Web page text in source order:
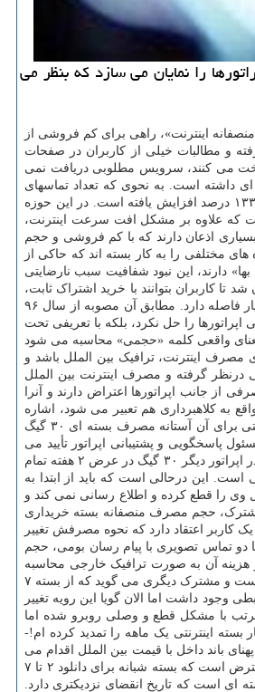
را نمایان می سازد كه بنظر می
اینترنت»، راهی برای کم فروشی از
و مطالبات خیلی از کاربران در صفحات
می کنند، سرویس مطلوبی دریافت نمی
داشته است. به نحوی که تعداد تماسهای
که علاوه بر مشکل افت سرعت اینترنت،
اذعان دارند که با کم فروشی و حجم
مختلفی را به کار بسته اند که حاکی از
دارند، این نبود شفافیت سبب نارضایتی
از حقوق مصرف کنندگان عنوان شد تا کاربران بتوانند با خرید اشتراک ثابت،
حجمی اینترنت» بسیار فاصله دارد. مطابق آن مصوبه از سال ۹۶
را حل نکرد، بلکه با تعریفی تحت
معنای واقعی کلمه «حجمی» محاسبه می شود
اینترنت، ترافیک بین الملل باشد و
درنظر گرفته و مصرف اینترنت بین الملل
از جانب اپراتورها اعتراض دارند و آنرا
به کلاهبرداری هم تعبیر می شود، اشاره
می کنیم: - کاربران بسیاری معترض به «تعریف ترافیک نامحدود در بسته های اینترنت» هستند و برایشان این سوال مطرح است که برای مثال اینترنت نامحدود چه مفهومی دارد وقتی برای آن آستانه مصرف بسته ای ۳۰ گیگ
پاسخگویی و پشتیبانی اپراتور تأیید می
، در یکی از اپراتورها ۱۰ گیگ اینترنت یک ماهه تمام می شود و در همان شرایط در اپراتور دیگر ۳۰ گیگ در عرض ۲ هفته تمام
بر تعریف ترافیک داخلی و خارجی است. این درحالی است که باید از ابتدا به
منصفانه، اتصال وی را قطع کرده و اطلاع رسانی نمی کند و
مشترک، حجم مصرف منصفانه بسته خریداری
به اتمام رسید.- یک کاربر اعتقاد دارد که نحوه مصرفش تغییر
شده است.- یکی از کاربران می گوید: بسته اینترنت گرفتم با حجم ۲.۵ گیگ بین الملل و ۵ گیگ داخلی؛ اما با دو تماس تصویری با پیام رسان بومی، حجم
و هزینه آن به صورت ترافیک خارجی محاسبه
می شود و به نظر می آید هاست پیام رسان های داخلی، در خارج از کشور میزبانی می شود.- کاربری معترض است که اینترنت خانگی با حجم ۳۰۰ گیگ در عرض ۱۸ روز تمام شده است و مشترک دیگری می گوید که از بسته ۷
گذشته ضوابطی وجود داشت اما الان گویا این رویه تغییر
با مشکل قطع و وصلی روبرو شده اما
ساعت به اتمام رسیده، مشکل کیفیت اینترنت وی در زمان مصرف آزاد، حل شده و سرعت به حالت اولیه بازگشته است!- مشترکی می گوید: در عرض یک ماه ۵ بار بسته اینترنتی یک ماهه را تمدید کرده ام!-
باند داخل با قیمت بین الملل اقدام می
محاسبه کردم و متوجه شده ام حجم داخلی را خارجی محاسبه می کنند و زمانی که ثبت شکایت کردم، اپراتور حجم را برگرداند.- کاربر دیگری معترض است که بسته شبانه برای دانلود ۲ تا ۷
ای است که تاریخ انقضای نزدیکتری دارد.